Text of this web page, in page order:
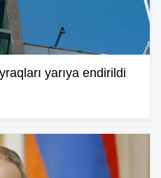
yarıya endirildi